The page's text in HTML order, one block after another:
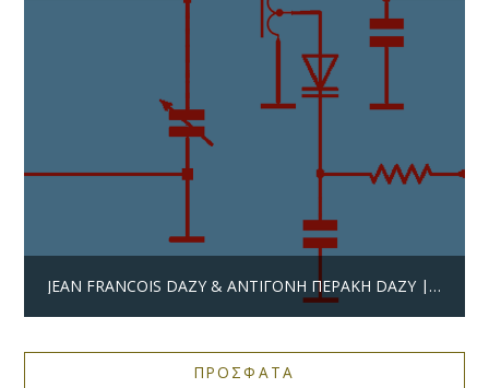
JEAN FRANCOIS DAZY & ΑΝΤΙΓΌΝΗ ΠΕΡΆΚΗ DAZY | ΜΑΝΔΡΑΓΌΡΑΣ 23MG
ΠΡΟΣΦΑΤΑ